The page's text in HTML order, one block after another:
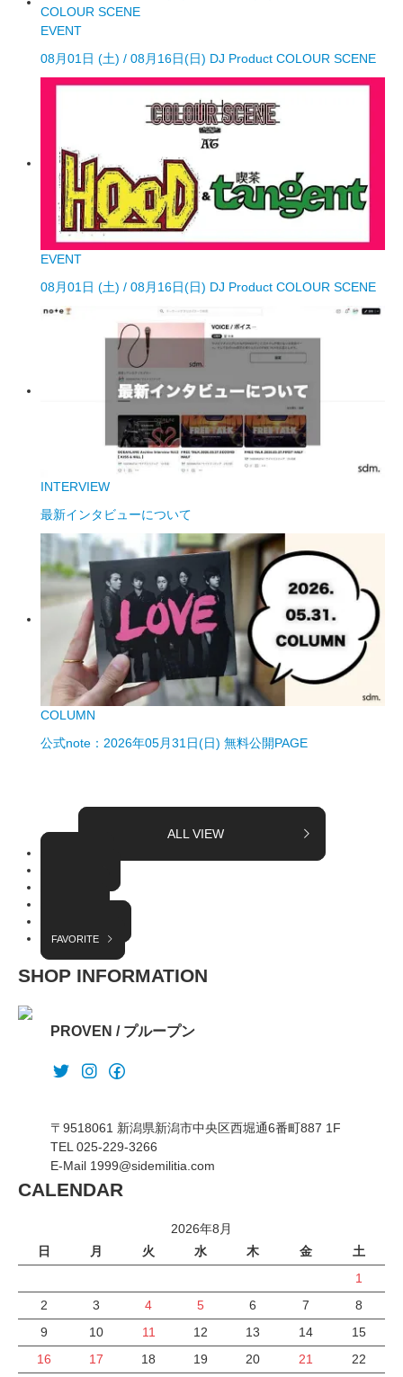
EVENT
08月01日 (土) / 08月16日(日) DJ Product COLOUR SCENE
EVENT
08月01日 (土) / 08月16日(日) DJ Product COLOUR SCENE
INTERVIEW
最新インタビューについて
COLUMN
公式note：2026年05月31日(日) 無料公開PAGE
ALL VIEW
FAVORITE
SHOP INFORMATION
PROVEN / プループン
〒9518061 新潟県新潟市中央区西堀通6番町887 1F
TEL 025-229-3266
E-Mail 1999@sidemilitia.com
CALENDAR
2026年8月
日
月 火 水 木 金
土
1
2
3 4 5 6 7
8
9
10 11 12 13 14
15
16
17 18 19 20 21 22